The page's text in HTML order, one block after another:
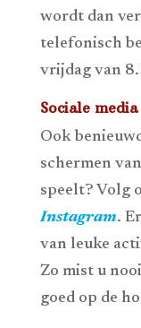
wordt dan
telefonisch
vrijdag van
Sociale media
Ook
schermen
speelt? Volg
Instagram.
van leuke
Zo mist u
goed op de